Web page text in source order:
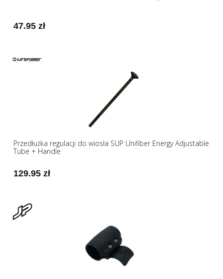
47.95 zł
Przedłużka regulacji do wiosła SUP Unifiber Energy Adjustable
Tube + Handle
129.95 zł